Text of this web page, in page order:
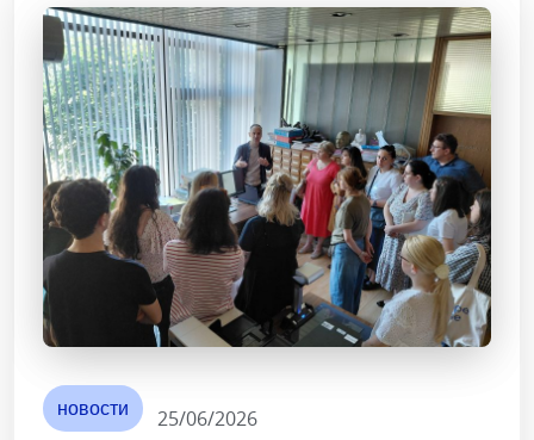
новости 25/06/2026